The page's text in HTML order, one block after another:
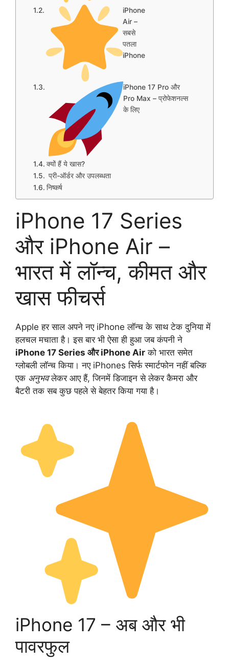
iPhone
Air –
सबसे
पतला
iPhone
iPhone 17 Pro और
Pro Max – प्रोफेशनल्स
के लिए
क्यों हैं ये खास?
प्री-ऑर्डर और उपलब्धता
निष्कर्ष
iPhone 17 Series
और iPhone Air –
भारत में लॉन्च, कीमत और
खास फीचर्स
Apple हर साल अपने नए iPhone लॉन्च के साथ टेक दुनिया में
हलचल मचाता है। इस बार भी ऐसा ही हुआ जब कंपनी ने
iPhone 17 Series और iPhone Air को भारत समेत
ग्लोबली लॉन्च किया। नए iPhones सिर्फ स्मार्टफोन नहीं बल्कि
एक अनुभवलेकर आए हैं, जिनमें डिजाइन से लेकर कैमरा और
बैटरी तक सब कुछ पहले से बेहतर किया गया है।
iPhone 17 – अब और भी
पावरफुल